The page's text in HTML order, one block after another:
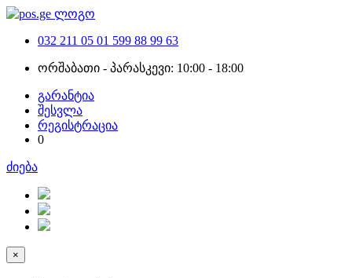
032 211 05 01 599 88 99 63
ორშაბათი - პარასკევი: 10:00 - 18:00
გარანტია
შესვლა
რეგისტრაცია
0
ძიება
×